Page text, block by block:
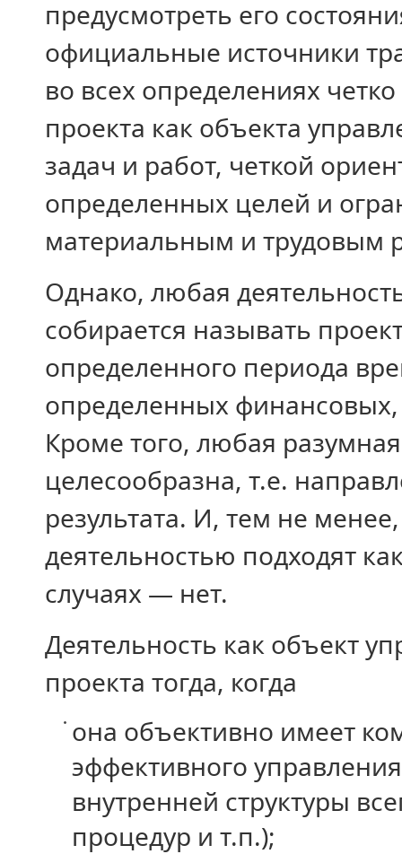
предусмотреть его
официальные источники
во всех определениях
проекта как объекта
задач и работ, четкой
определенных целей и
материальным и трудовым
Однако, любая
собирается называть
определенного периода
определенных
Кроме того, любая
целесообразна, т.е.
результата. И, тем не
деятельностью подходят
случаях — нет.
Деятельность как объект
проекта тогда, когда
она объективно имеет
эффективного
внутренней структуры
процедур и т.п.);